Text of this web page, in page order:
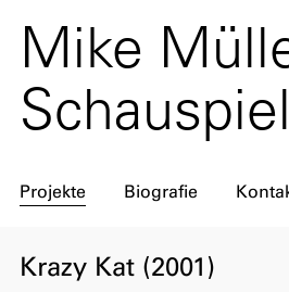
Mike
Projekte Biografie
Krazy Kat (2001)